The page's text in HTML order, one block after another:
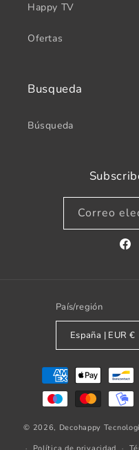
Happy TV
Ofertas
Busqueda
Búsqueda
Correo
País/región
España | EUR €
Formas
pago
© 2026, Decohappy